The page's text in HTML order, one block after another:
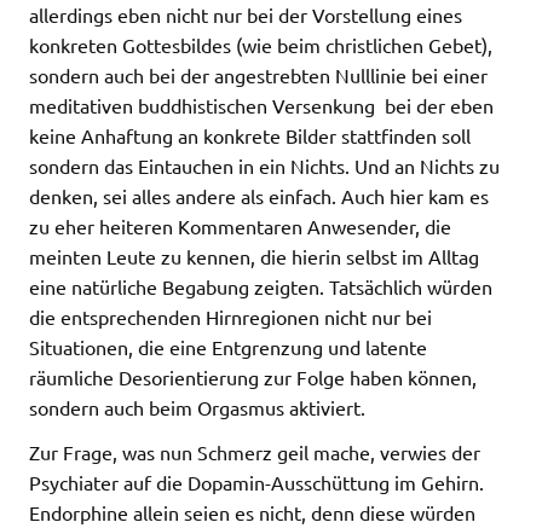
allerdings eben nicht nur bei der Vorstellung eines
konkreten Gottesbildes (wie beim christlichen Gebet),
sondern auch bei der angestrebten Nulllinie bei einer
meditativen buddhistischen Versenkung  bei der eben
keine Anhaftung an konkrete Bilder stattfinden soll 
sondern das Eintauchen in ein Nichts. Und an Nichts zu
denken, sei alles andere als einfach. Auch hier kam es
zu eher heiteren Kommentaren Anwesender, die
meinten Leute zu kennen, die hierin selbst im Alltag
eine natürliche Begabung zeigten. Tatsächlich würden
die entsprechenden Hirnregionen nicht nur bei
Situationen, die eine Entgrenzung und latente
räumliche Desorientierung zur Folge haben können,
sondern auch beim Orgasmus aktiviert.
Zur Frage, was nun Schmerz geil mache, verwies der
Psychiater auf die Dopamin-Ausschüttung im Gehirn.
Endorphine allein seien es nicht, denn diese würden